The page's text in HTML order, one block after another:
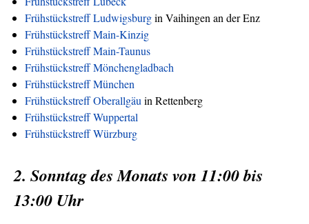
Frühstückstreff Ludwigsburgin Vaihingen an der Enz
Frühstückstreff Main-Kinzig
Frühstückstreff Main-Taunus
Frühstückstreff Mönchengladbach
Frühstückstreff München
Frühstückstreff Oberallgäu in Rettenberg
Frühstückstreff Wuppertal
Frühstückstreff Würzburg
2. Sonntag des Monats von 11:00 bis
13:00 Uhr